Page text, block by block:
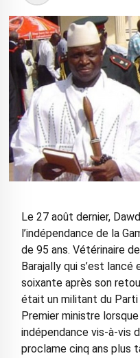
Le 27 août dernier,
l’indépendance de la
de 95 ans. Vétérinaire
Barajally qui s’est lancé
soixante après son
était un militant du
Premier ministre
indépendance vis-à-vis
proclame cinq ans plus